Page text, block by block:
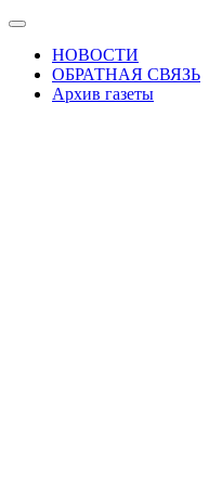
Skip
content
Показать/
Скрыть
навигацию
НОВОСТИ
ОБРАТНАЯ СВЯЗЬ
Архив газеты